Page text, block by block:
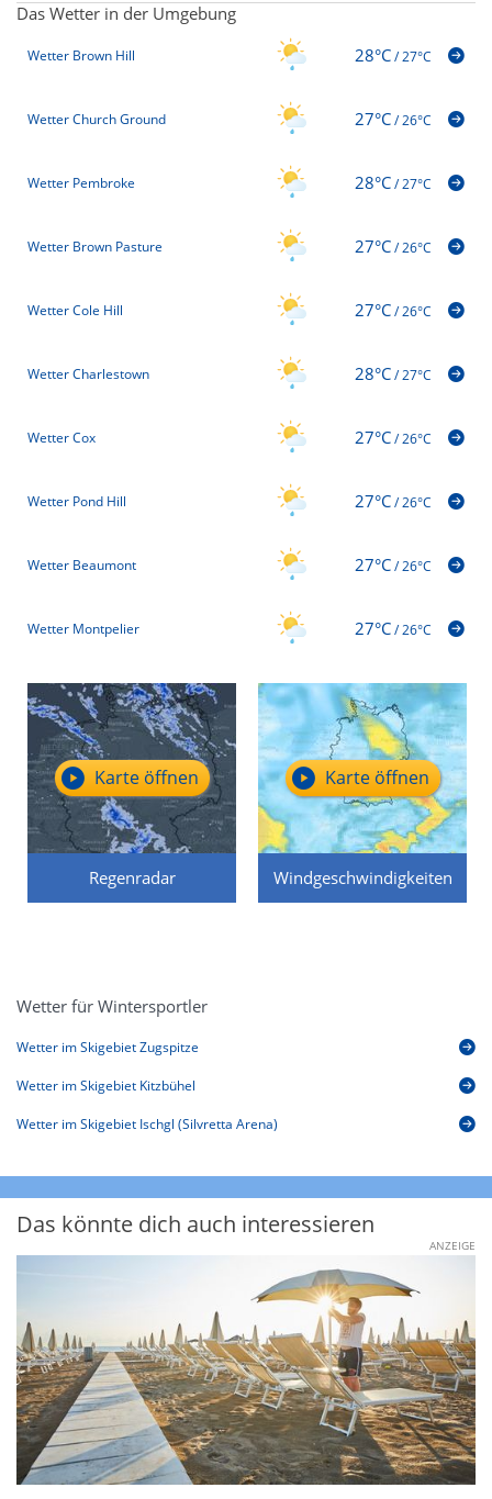
Das Wetter in der Umgebung
Wetter Brown Hill 28°C/27°C
Wetter Church Ground 27°C/26°C
Wetter Pembroke 28°C/27°C
Wetter Brown Pasture 27°C/26°C
Wetter Cole Hill 27°C/26°C
Wetter Charlestown 28°C/27°C
Wetter Cox 27°C/26°C
Wetter Pond Hill 27°C/26°C
Wetter Beaumont 27°C/26°C
Wetter Montpelier 27°C/26°C
Regenradar
Karte öffnen
Windgeschwindigkeiten
Karte öffnen
Wetter für Wintersportler
Wetter im Skigebiet Zugspitze
Wetter im Skigebiet Kitzbühel
Wetter im Skigebiet Ischgl (Silvretta Arena)
Das könnte dich auch interessieren
ANZEIGE